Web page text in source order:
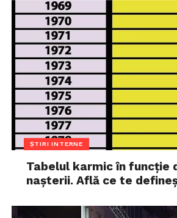
ȘTIRI INTERNE
Tabelul karmic în funcție
nașterii. Află ce te